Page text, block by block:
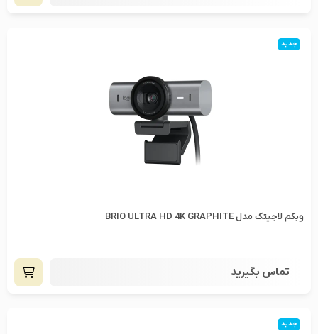
جدید
وبکم لاجیتک مدل BRIO ULTRA HD 4K GRAPHITE
تماس بگیرید
جدید